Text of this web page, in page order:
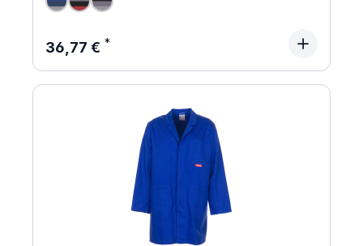
Regulärer Preis:
36,77 €